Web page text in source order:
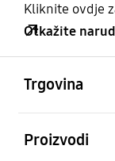
Kliknite ovdje
Otkažite
Trgovina
Proizvodi